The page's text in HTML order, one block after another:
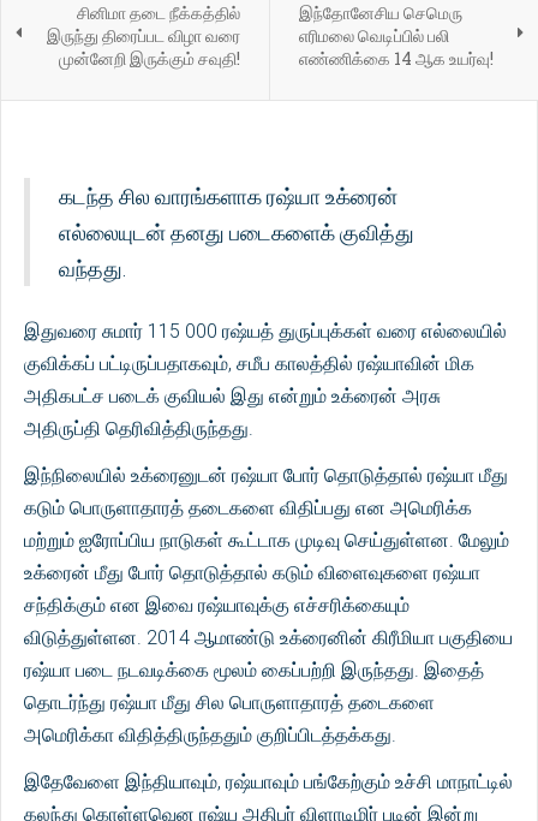
சினிமா தடை நீக்கத்தில்
இருந்து திரைப்பட விழா வரை
முன்னேறி இருக்கும் சவுதி!
இந்தோனேசிய செமெரு
எரிமலை வெடிப்பில் பலி
எண்ணிக்கை 14 ஆக உயர்வு!
கடந்த சில வாரங்களாக ரஷ்யா உக்ரைன்
எல்லையுடன் தனது படைகளைக் குவித்து
வந்தது.
இதுவரை சுமார் 115 000 ரஷ்யத் துருப்புக்கள் வரை எல்லையில்
குவிக்கப் பட்டிருப்பதாகவும், சமீப காலத்தில் ரஷ்யாவின் மிக
அதிகபட்ச படைக் குவியல் இது என்றும் உக்ரைன் அரசு
அதிருப்தி தெரிவித்திருந்தது.
இந்நிலையில் உக்ரைனுடன் ரஷ்யா போர் தொடுத்தால் ரஷ்யா மீது
கடும் பொருளாதாரத் தடைகளை விதிப்பது என அமெரிக்க
மற்றும் ஐரோப்பிய நாடுகள் கூட்டாக முடிவு செய்துள்ளன. மேலும்
உக்ரைன் மீது போர் தொடுத்தால் கடும் விளைவுகளை ரஷ்யா
சந்திக்கும் என இவை ரஷ்யாவுக்கு எச்சரிக்கையும்
விடுத்துள்ளன. 2014 ஆமாண்டு உக்ரைனின் கிரீமியா பகுதியை
ரஷ்யா படை நடவடிக்கை மூலம் கைப்பற்றி இருந்தது. இதைத்
தொடர்ந்து ரஷ்யா மீது சில பொருளாதாரத் தடைகளை
அமெரிக்கா விதித்திருந்ததும் குறிப்பிடத்தக்கது.
இதேவேளை இந்தியாவும், ரஷ்யாவும் பங்கேற்கும் உச்சி மாநாட்டில்
கலந்து கொள்ளவென ரஷ்ய அதிபர் விளாடிமிர் புடின் இன்று